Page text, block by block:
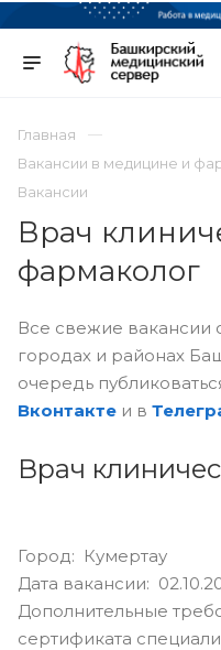
Главная
Вакансии в медицине и
Вакансии
Врач
фармаколог
Все свежие вакансии
городах и районах
очередь
Вконтакте и в
Врач
Город: Кумертау
Дата вакансии:
Дополнительные
сертификата